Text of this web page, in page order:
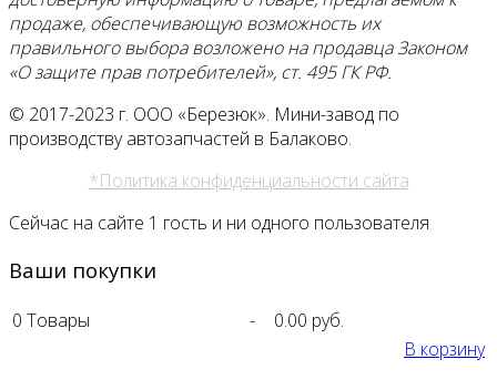
продаже, обеспечивающую возможность их
правильного выбора возложено на продавца Законом
«О защите прав потребителей», ст. 495 ГК РФ.
© 2017-2023 г. ООО «Березюк». Мини-завод по
производству автозапчастей в Балаково.
*Политика конфиденциальности сайта
Сейчас на сайте 1 гость и ни одного пользователя
Ваши покупки
0 Товары -
0.00 руб.
В корзину